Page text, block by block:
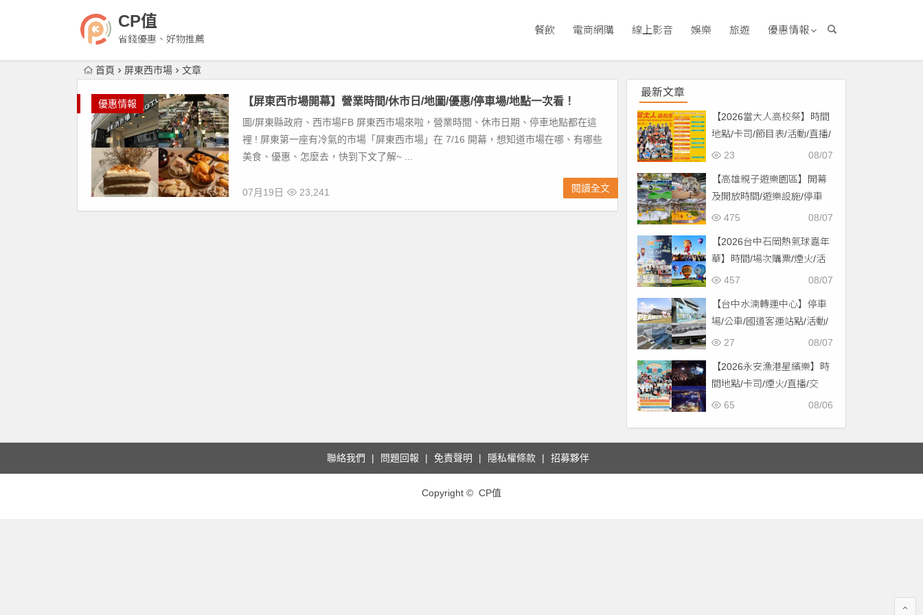
CP值
省錢優惠、好物推薦
餐飲 電商網購 線上影音 娛樂 旅遊 優惠情報
首頁 屏東西市場 文章
優惠情報 【屏東西市場開幕】營業時間/休市日/地圖/優惠/停車場/地點一次看！
圖/屏東縣政府、西市場FB 屏東西市場來啦，營業時間、休市日期、停車地點都在這
裡 ! 屏東第一座有冷氣的市場「屏東西市場」在 7/16 開幕，想知道市場在哪、有哪些
美食、優惠、怎麼去，快到下文了解~ ...
07月19日 23,241 閱讀全文
最新文章
【2026當大人高校祭】時間
地點/卡司/節目表/活動/直播/
交通，免費入場！
08/07
23
【高雄親子遊樂園區】開幕
及開放時間/遊樂設施/停車
場/交通一次看！
08/07
475
【2026台中石岡熱氣球嘉年
華】時間/場次購票/煙火/活
動/交通，土牛運動公園登08/07
457
【台中水湳轉運中心】停車
場/公車/國道客運站點/活動/
交通，啟用免費停車！ 08/07
27
【2026永安漁港星繽樂】時
間地點/卡司/煙火/直播/交
通，免費入場！
08/06
65
聯絡我們 問題回報 免責聲明 隱私權條款 招募夥伴
Copyright © CP值